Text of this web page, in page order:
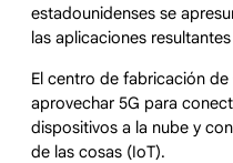
estadounidenses se
las aplicaciones
El centro de fabricación de
aprovechar 5G para
dispositivos a la nube y
de las cosas (IoT).